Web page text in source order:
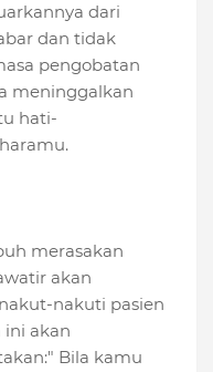
dari
dan tidak
pengobatan
meninggalkan
hati-
merasakan
akan
nakuti pasien
ini akan
Bila kamu